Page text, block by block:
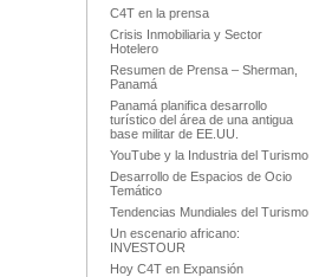
C4T en la prensa
Crisis Inmobiliaria y Sector
Hotelero
Resumen de Prensa – Sherman,
Panamá
Panamá planifica desarrollo
turístico del área de una antigua
base militar de EE.UU.
YouTube y la Industria del Turismo
Desarrollo de Espacios de Ocio
Temático
Tendencias Mundiales del Turismo
Un escenario africano:
INVESTOUR
Hoy C4T en Expansión